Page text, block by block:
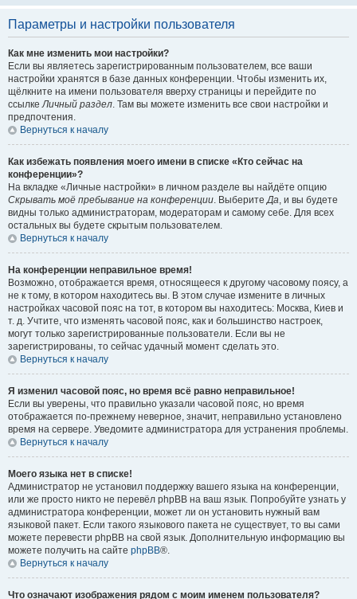
Параметры и настройки пользователя
Как мне изменить мои настройки?
Если вы являетесь зарегистрированным пользователем, все ваши
настройки хранятся в базе данных конференции. Чтобы изменить их,
щёлкните на имени пользователя вверху страницы и перейдите по
ссылкеЛичный раздел. Там вы можете изменить все свои настройки и
предпочтения.
Вернуться к началу
Как избежать появления моего имени в списке «Кто сейчас на
конференции»?
На вкладке «Личные настройки» в личном разделе вы найдёте опцию
Скрывать моё пребывание на конференции. ВыберитеДа, и вы будете
видны только администраторам, модераторам и самому себе. Для всех
остальных вы будете скрытым пользователем.
Вернуться к началу
На конференции неправильное время!
Возможно, отображается время, относящееся к другому часовому поясу, а
не к тому, в котором находитесь вы. В этом случае измените в личных
настройках часовой пояс на тот, в котором вы находитесь: Москва, Киев и
т. д. Учтите, что изменять часовой пояс, как и большинство настроек,
могут только зарегистрированные пользователи. Если вы не
зарегистрированы, то сейчас удачный момент сделать это.
Вернуться к началу
Я изменил часовой пояс, но время всё равно неправильное!
Если вы уверены, что правильно указали часовой пояс, но время
отображается по-прежнему неверное, значит, неправильно установлено
время на сервере. Уведомите администратора для устранения проблемы.
Вернуться к началу
Моего языка нет в списке!
Администратор не установил поддержку вашего языка на конференции,
или же просто никто не перевёл phpBB на ваш язык. Попробуйте узнать у
администратора конференции, может ли он установить нужный вам
языковой пакет. Если такого языкового пакета не существует, то вы сами
можете перевести phpBB на свой язык. Дополнительную информацию вы
можете получить на сайте phpBB®.
Вернуться к началу
Что означают изображения рядом с моим именем пользователя?